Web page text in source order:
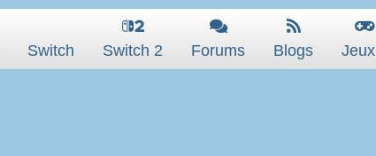
Switch Switch 2 Forums Blogs Jeux